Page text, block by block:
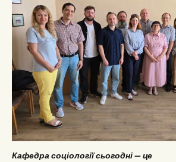
Кафедра соціології сьогодні — це